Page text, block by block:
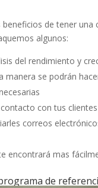
de tener una
algunos:
del rendimiento y
manera se podrán
con tus
correos
encontrará mas
de